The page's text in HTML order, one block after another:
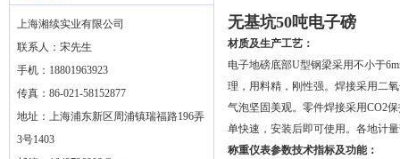
上海湘续实业有限公司
联系人：宋先生
手机：18801963923
传真：86-021-58152877
地址：上海浦东新区周浦镇瑞福路196弄
3号1403
无基坑50吨电子磅
材质及生产工艺：
电子地磅底部U型钢梁采用不小于
理，用料精，刚性强。焊接采用二
气泡坚固美观。零件焊接采用CO2
单快速，安装后即可使用。各地计
称重仪表参数技术指标及功能：